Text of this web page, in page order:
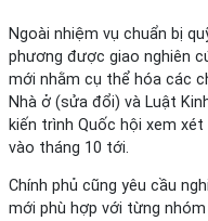
Ngoài nhiệm vụ chuẩn bị
phương được giao nghiên
mới nhằm cụ thể hóa các
Nhà ở (sửa đổi) và Luật
kiến trình Quốc hội xem
vào tháng 10 tới.
Chính phủ cũng yêu cầu
mới phù hợp với từng